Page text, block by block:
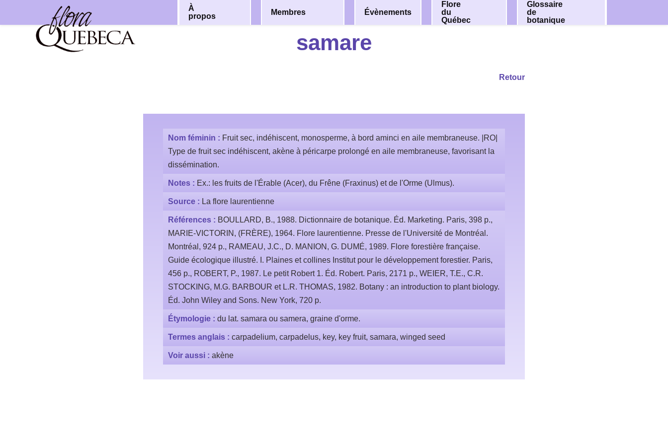
Aller
À
propos
Membres Évènements
Flore
du
Québec
Glossaire
de
botanique
samare
Retour
Nom féminin : Fruit sec, indéhiscent, monosperme, à bord aminci en aile membraneuse. |RO|
Type de fruit sec indéhiscent, akène à péricarpe prolongé en aile membraneuse, favorisant la
dissémination.
Notes : Ex.: les fruits de l'Érable (Acer), du Frêne (Fraxinus) et de l'Orme (Ulmus).
Source : La flore laurentienne
Références : BOULLARD, B., 1988. Dictionnaire de botanique. Éd. Marketing. Paris, 398 p.,
MARIE-VICTORIN, (FRÈRE), 1964. Flore laurentienne. Presse de l'Université de Montréal.
Montréal, 924 p., RAMEAU, J.C., D. MANION, G. DUMÉ, 1989. Flore forestière française.
Guide écologique illustré. I. Plaines et collines Institut pour le développement forestier. Paris,
456 p., ROBERT, P., 1987. Le petit Robert 1. Éd. Robert. Paris, 2171 p., WEIER, T.E., C.R.
STOCKING, M.G. BARBOUR et L.R. THOMAS, 1982. Botany : an introduction to plant biology.
Éd. John Wiley and Sons. New York, 720 p.
Étymologie : du lat. samara ou samera, graine d'orme.
Termes anglais : carpadelium, carpadelus, key, key fruit, samara, winged seed
Voir aussi : akène